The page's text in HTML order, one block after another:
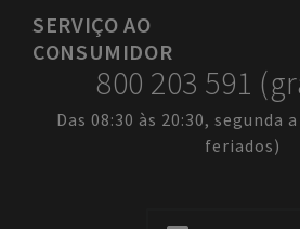
SERVIÇOAO
CONSUMIDOR
800 203 591
Das 08:30 às 20:30, segunda
feriados)